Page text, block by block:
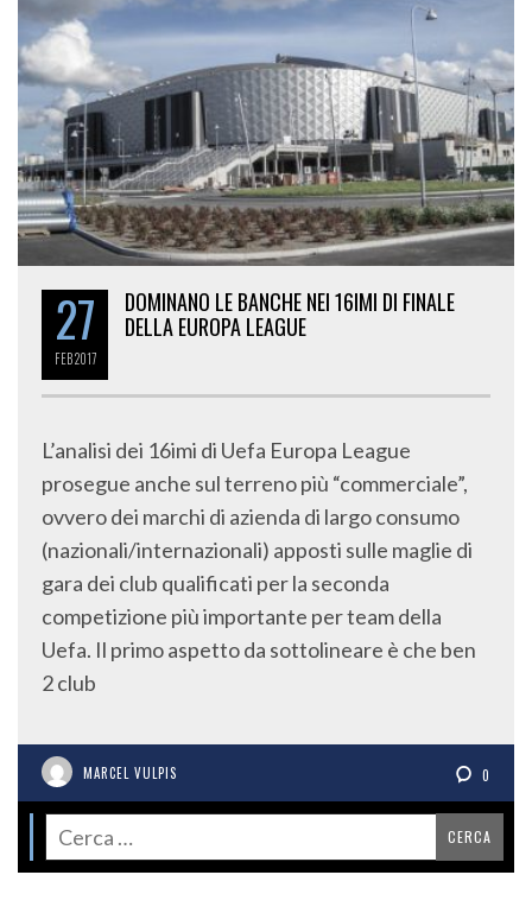
27
FEB2017
DOMINANO LE BANCHE NEI 16IMI DI FINALE
DELLA EUROPA LEAGUE
L’analisi dei 16imi di Uefa Europa League
prosegue anche sul terreno più “commerciale”,
ovvero dei marchi di azienda di largo consumo
(nazionali/internazionali) apposti sulle maglie di
gara dei club qualificati per la seconda
competizione più importante per team della
Uefa. Il primo aspetto da sottolineare è che ben
2 club
MARCEL VULPIS 0